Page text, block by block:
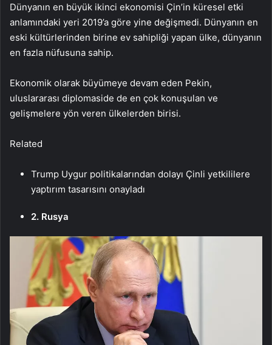
Dünyanın en büyük ikinci ekonomisi Çin’in küresel etki
anlamındaki yeri 2019’a göre yine değişmedi. Dünyanın en
eski kültürlerinden birine ev sahipliği yapan ülke, dünyanın
en fazla nüfusuna sahip.
Ekonomik olarak büyümeye devam eden Pekin,
uluslararası diplomaside de en çok konuşulan ve
gelişmelere yön veren ülkelerden birisi.
Related
Trump Uygur politikalarından dolayı Çinli yetkililere
yaptırım tasarısını onayladı
2. Rusya